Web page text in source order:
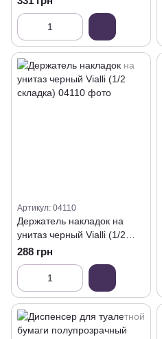
Артикул: 04110
Держатель накладок на
унитаз черный Vialli (1/2
складка)
288 грн